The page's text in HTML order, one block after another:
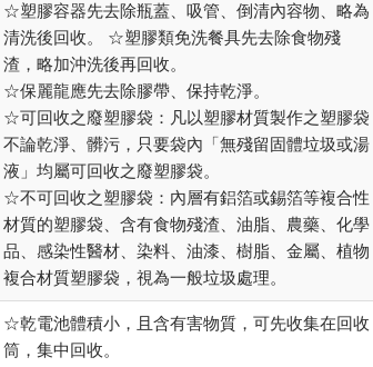
☆塑膠容器先去除瓶蓋、吸管、倒清內容物、略為
清洗後回收。 ☆塑膠類免洗餐具先去除食物殘
渣，略加沖洗後再回收。
☆保麗龍應先去除膠帶、保持乾淨。
☆可回收之廢塑膠袋：凡以塑膠材質製作之塑膠袋
不論乾淨、髒污，只要袋內「無殘留固體垃圾或湯
液」均屬可回收之廢塑膠袋。
☆不可回收之塑膠袋：內層有鋁箔或錫箔等複合性
材質的塑膠袋、含有食物殘渣、油脂、農藥、化學
品、感染性醫材、染料、油漆、樹脂、金屬、植物
複合材質塑膠袋，視為一般垃圾處理。
☆乾電池體積小，且含有害物質，可先收集在回收
筒，集中回收。